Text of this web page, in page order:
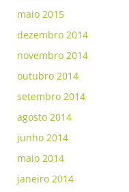
maio 2015
dezembro 2014
novembro 2014
outubro 2014
setembro 2014
agosto 2014
junho 2014
maio 2014
janeiro 2014